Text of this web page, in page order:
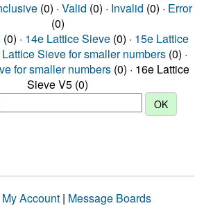
(0) · Valid (0) · Invalid (0) · Error
(0)
(0) · 14e Lattice Sieve (0) · 15e Lattice
Sieve for smaller numbers (0) ·
for smaller numbers (0) · 16e Lattice
Sieve V5 (0)
My Account | Message Boards